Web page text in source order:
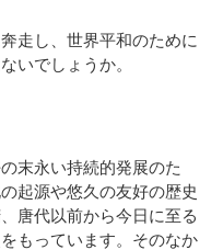
走し、世界平和のために
いでしょうか。
末永い持続的発展のた
起源や悠久の友好の歴史
唐代以前から今日に至る
もっています。そのなか